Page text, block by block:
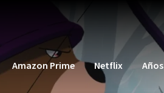
Amazon Prime Netflix Años